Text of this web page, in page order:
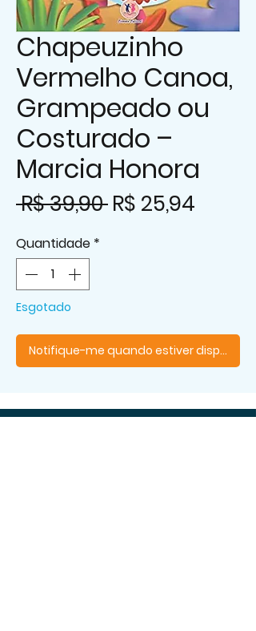
Chapeuzinho
Vermelho Canoa,
Grampeado ou
Costurado –
Marcia Honora
R$ 39,90 Preço
R$ 25,94
Quantidade *
Esgotado
Notifique-me quando estiver disponível